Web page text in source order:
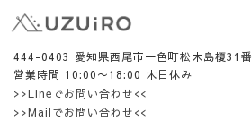
444-0403 愛知県西尾市一色町松木島榎31
営業時間 10:00〜18:00 木日休み
>>Lineでお問い合わせ<<
>>Mailでお問い合わせ<<